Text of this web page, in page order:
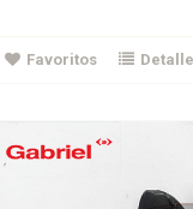
Favoritos
Agregar al carrito